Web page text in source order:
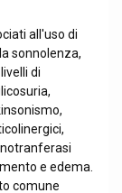
all'uso di
sonnolenza,
di
e edema.
comune